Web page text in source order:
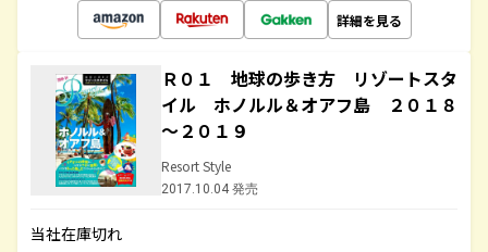
詳細を見る
Ｒ０１ 地球の歩き方 リゾートスタ
イル ホノルル＆オアフ島 ２０１８
～２０１９
Resort Style
2017.10.04 発売
当社在庫切れ